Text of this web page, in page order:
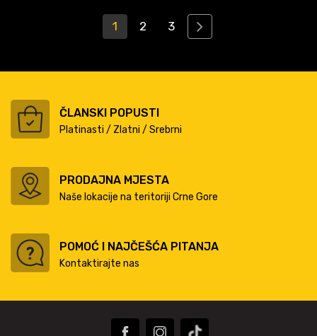
1 2 3
ČLANSKI POPUSTI
Platinasti / Zlatni / Srebrni
PRODAJNA MJESTA
Naše lokacije na teritoriji Crne Gore
POMOĆ I NAJČEŠĆA PITANJA
Kontaktirajte nas